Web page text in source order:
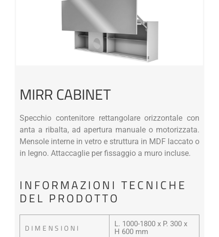
MIRR CABINET
Specchio contenitore rettangolare orizzontale con
anta a ribalta, ad apertura manuale o motorizzata.
Mensole interne in vetro e struttura in MDF laccato o
in legno. Attaccaglie per fissaggio a muro incluse.
INFORMAZIONI TECNICHE
DEL PRODOTTO
DIMENSIONI
L. 1000-1800 x P. 300 x
H 600 mm